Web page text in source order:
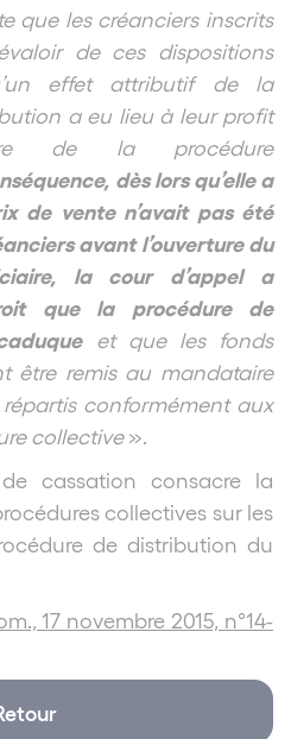
que les créanciers inscrits
de ces dispositions
effet attributif de la
a eu lieu à leur profit
de la procédure
dès lors qu’elle a
de vente n’avait pas été
avant l’ouverture du
la cour d’appel a
que la procédure de
et que les fonds
être remis au mandataire
conformément aux
collective».
cassation consacre la
collectives sur les
de distribution du
17 novembre 2015, n°14-